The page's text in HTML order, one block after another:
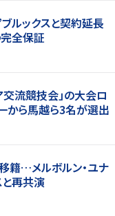
ルックスと契約延長
全保証
交流競技会」の大会ロ
ら馬越ら3名が選出
籍…メルボルン・ユナ
と再共演